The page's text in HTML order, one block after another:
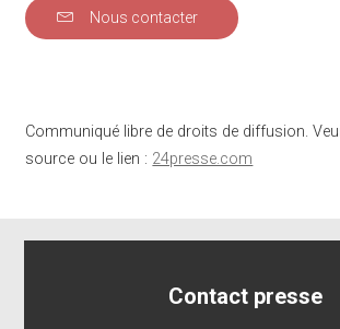
Nous contacter
Communiqué libre de droits de diffusion.
source ou le lien : 24presse.com
Contact presse